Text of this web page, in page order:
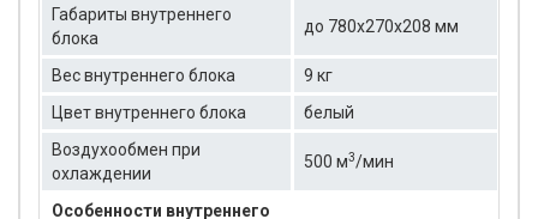
Габариты внутреннего
блока
до 780x270x208 мм
Вес внутреннего блока
9 кг
Цвет внутреннего блока
белый
Воздухообмен при
охлаждении
500 м3/мин
Особенности внутреннего